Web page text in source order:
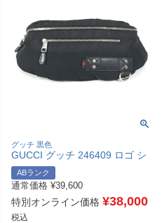
グッチ 黒色
GUCCI グッチ 246409 ロゴ シ
ェリーライン ベルトバッグ ウ
エストポーチ カバン ボディバ
ッグ ボディバッグ ナイロン ユ
ニセックス ブラック 【中古】
ABランク
通常価格 ¥39,600
特別オンライン価格 ¥38,000
税込